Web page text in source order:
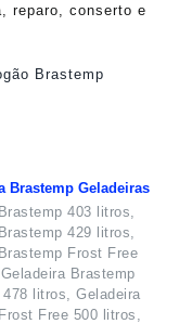
reparo, conserto e
Brastemp Geladeiras
403 litros,
429 litros,
Frost Free
Brastemp
478 litros, Geladeira
Free 500 litros,